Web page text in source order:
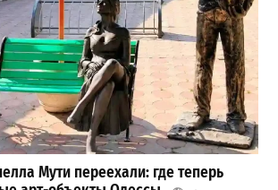
Мути переехали: где теперь